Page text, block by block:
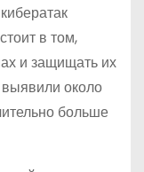
в том,
и защищать их
около
больше